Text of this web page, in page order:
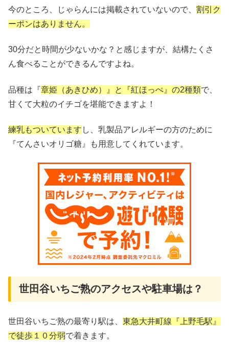
今のところ、じゃらんには掲載されていないので、 割引ク
ーポンはありません。
30分だと時間が少ないかな？と感じますが、結構たくさ
ん食べることができるんですよね。
品種は『章姫（あきひめ）』と『紅ほっぺ』の2種類で、
甘くて大粒のイチゴを堪能できますよ！
練乳もついています し、乳製品アレルギーの方のために
『てんさいオリゴ糖』も用意してくれています。
世田谷いちご熟のアクセスや駐車場は？
世田谷いちご熟の最寄り駅は、 東急大井町線『上野毛駅』
で徒歩１０分弱で着きます。